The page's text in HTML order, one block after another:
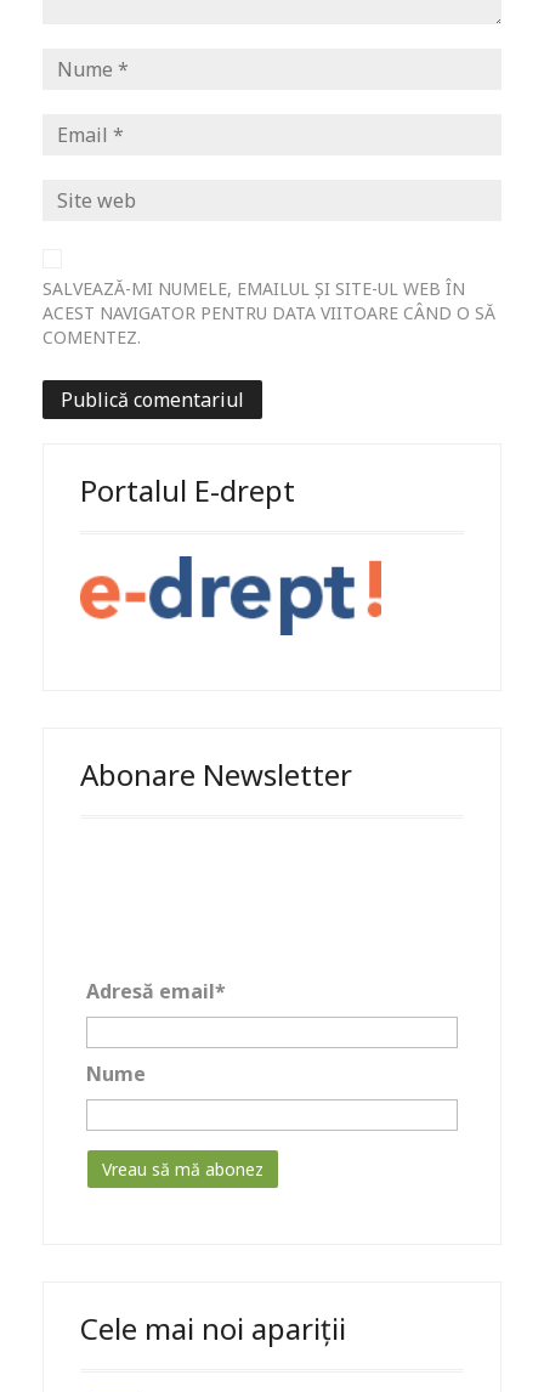
SALVEAZĂ-MI NUMELE, EMAILUL ȘI SITE-UL WEB ÎN
ACEST NAVIGATOR PENTRU DATA VIITOARE CÂND O SĂ
COMENTEZ.
Portalul E-drept
Abonare Newsletter
Adresă email*
Nume
Cele mai noi apariții